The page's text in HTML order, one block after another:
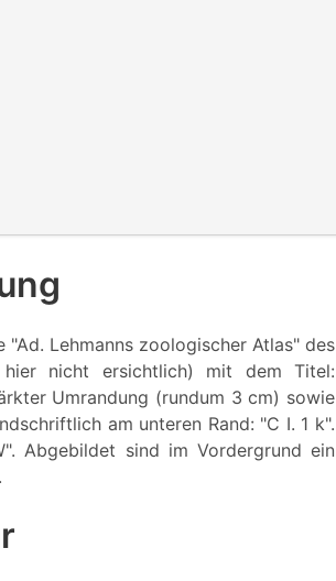
Lehmanns zoologischer Atlas" des
nicht ersichtlich) mit dem Titel:
Umrandung (rundum 3 cm) sowie
am unteren Rand: "C I. 1 k".
Abgebildet sind im Vordergrund ein